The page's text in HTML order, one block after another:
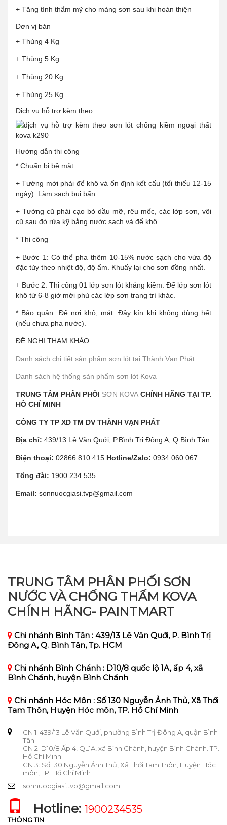
+ Tăng tính thẩm mỹ cho màng sơn sau khi hoàn thiện
Đơn vị bán
+ Thùng 4 Kg
+ Thùng 5 Kg
+ Thùng 20 Kg
+ Thùng 25 Kg
Dịch vụ hỗ trợ kèm theo
Hướng dẫn thi công
* Chuẩn bị bề mặt
+ Tường mới phải để khô và ổn định kết cấu (tối thiểu 12-15
ngày). Làm sạch bụi bẩn.
+ Tường cũ phải cạo bỏ dầu mỡ, rêu mốc, các lớp sơn, vôi
cũ sau đó rửa kỹ bằng nước sạch và để khô.
* Thi công
+ Bước 1: Có thể pha thêm 10-15% nước sạch cho vừa độ
đặc tùy theo nhiệt độ, độ ẩm. Khuấy lại cho sơn đồng nhất.
+ Bước 2: Thi công 01 lớp sơn lót kháng kiềm. Để lớp sơn lót
khô từ 6-8 giờ mới phủ các lớp sơn trang trí khác.
* Bảo quản: Để nơi khô, mát. Đậy kín khi không dùng hết
(nếu chưa pha nước).
ĐỀ NGHỊ THAM KHẢO
Danh sách chi tiết sản phẩm sơn lót tại Thành Vạn Phát
Danh sách hệ thống sản phẩm sơn lót Kova
TRUNG TÂM PHÂN PHỐI SƠN KOVA CHÍNH HÃNG TẠI TP.
HỒ CHÍ MINH
CÔNG TY TP XD TM DV THÀNH VẠN PHÁT
Địa chỉ: 439/13 Lê Văn Quới, P.Bình Trị Đông A, Q.Bình Tân
Điện thoại: 02866 810 415 Hotline/Zalo: 0934 060 067
Tổng đài: 1900 234 535
Email: sonnuocgiasi.tvp@gmail.com
TRUNG TÂM PHÂN PHỐI SƠN
NƯỚC VÀ CHỐNG THẤM KOVA
CHÍNH HÃNG- PAINTMART
Chi nhánh Bình Tân : 439/13 Lê Văn Quới, P. Bình Trị
Đông A, Q. Bình Tân, Tp. HCM
Chi nhánh Bình Chánh : D10/8 quốc lộ 1A, ấp 4, xã
Bình Chánh, huyện Bình Chánh
Chi nhánh Hóc Môn : Số 130 Nguyễn Ảnh Thủ, Xã Thới
Tam Thôn, Huyện Hóc môn, TP. Hồ Chí Minh
CN 1: 439/13 Lê Văn Quới, phường Bình Trị Đông A, quận Bình
Tân
CN 2: D10/8 Ấp 4, QL1A, xã Bình Chánh, huyện Bình Chánh. TP.
Hồ Chí Minh
CN 3: Số 130 Nguyễn Ảnh Thủ, Xã Thới Tam Thôn, Huyện Hóc
môn, TP. Hồ Chí Minh
sonnuocgiasi.tvp@gmail.com
Hotline: 1900234535
THÔNG TIN